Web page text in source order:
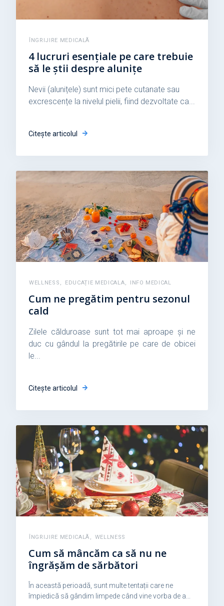
ÎNGRIJIRE MEDICALĂ
4 lucruri esențiale pe care trebuie
să le știi despre alunițe
Nevii (alunițele) sunt mici pete cutanate sau
excrescențe la nivelul pielii, fiind dezvoltate ca...
Citește articolul
WELLNESS , EDUCAȚIE MEDICALA, INFO MEDICAL
Cum ne pregătim pentru sezonul
cald
Zilele călduroase sunt tot mai aproape și ne
duc cu gândul la pregătirile pe care de obicei
le...
Citește articolul
ÎNGRIJIRE MEDICALĂ , WELLNESS
Cum să mâncăm ca să nu ne
îngrășăm de sărbători
În această perioadă, sunt multe tentații care ne
împiedică să gândim limpede când vine vorba de a...